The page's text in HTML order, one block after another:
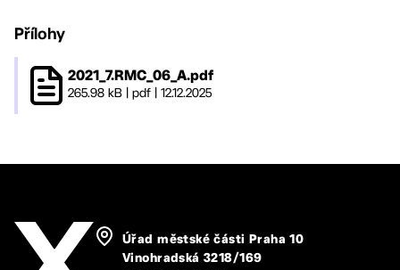
Přílohy
2021_7.RMC_06_A.pdf
265.98 kB pdf 12.12.2025
Úřad městské části Praha 10
Vinohradská 3218/169